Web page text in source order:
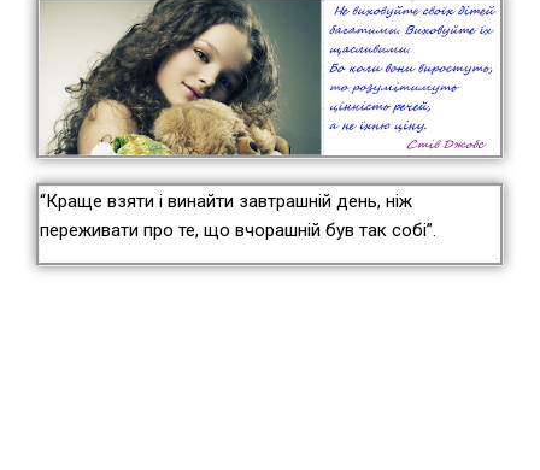
“Краще взяти і винайти завтрашній день, ніж
переживати про те, що вчорашній був так собі”.